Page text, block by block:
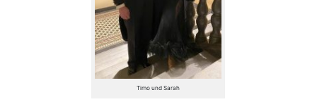
Timo und Sarah